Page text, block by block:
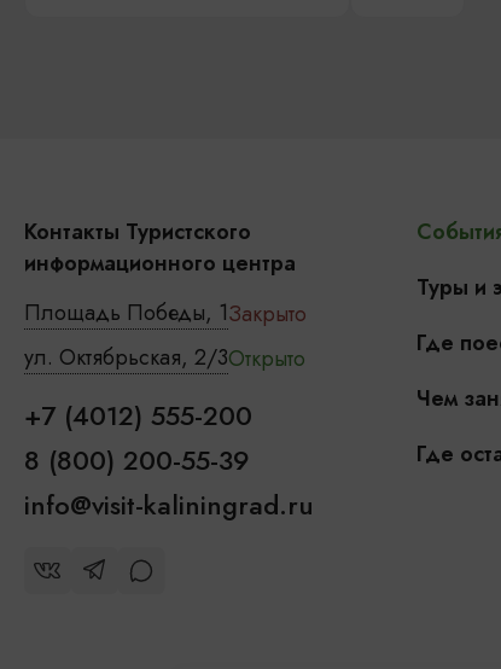
Контакты Туристского
информационного центра
Площадь Победы, 1Закрыто
ул. Октябрьская, 2/3Открыто
+7 (4012) 555-200
8 (800) 200-55-39
info@visit-kaliningrad.ru
Туры и
Где
Чем
Где